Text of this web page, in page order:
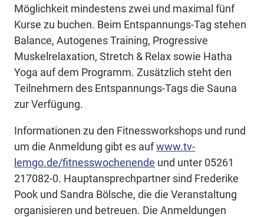
Möglichkeit mindestens zwei und maximal fünf
Kurse zu buchen. Beim Entspannungs-Tag stehen
Balance, Autogenes Training, Progressive
Muskelrelaxation, Stretch & Relax sowie Hatha
Yoga auf dem Programm. Zusätzlich steht den
Teilnehmern des Entspannungs-Tags die Sauna
zur Verfügung.
Informationen zu den Fitnessworkshops und rund
um die Anmeldung gibt es aufwww.tv-
lemgo.de/fitnesswochenende und unter 05261
217082-0. Hauptansprechpartner sind Frederike
Pook und Sandra Bölsche, die die Veranstaltung
organisieren und betreuen. Die Anmeldungen